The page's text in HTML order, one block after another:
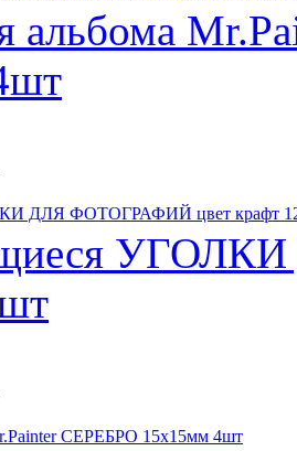
альбома